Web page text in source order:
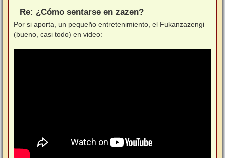
Re: ¿Cómo sentarse en zazen?
Por si aporta, un pequeño entretenimiento, el Fukanzazengi
(bueno, casi todo) en video: